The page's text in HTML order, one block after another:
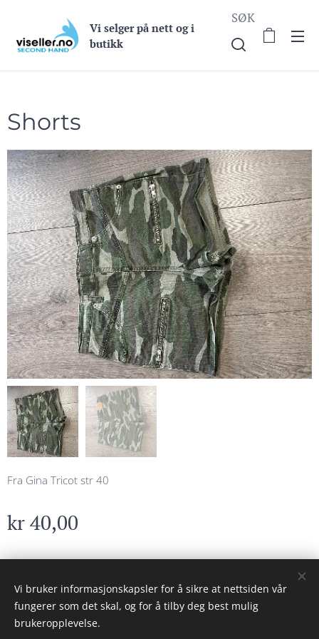
Vi selger på nett og i
butikk
SØK
Shorts
Fra Gina Tricot str 40
kr40,00
© 2023 Alle rettigheter forbeholdt
Drevet avWebnode Informasjonskapsler
Vi bruker informasjonskapsler for å sikre at nettsiden vår
fungerer som det skal, og for å tilby deg best mulig
brukeropplevelse.